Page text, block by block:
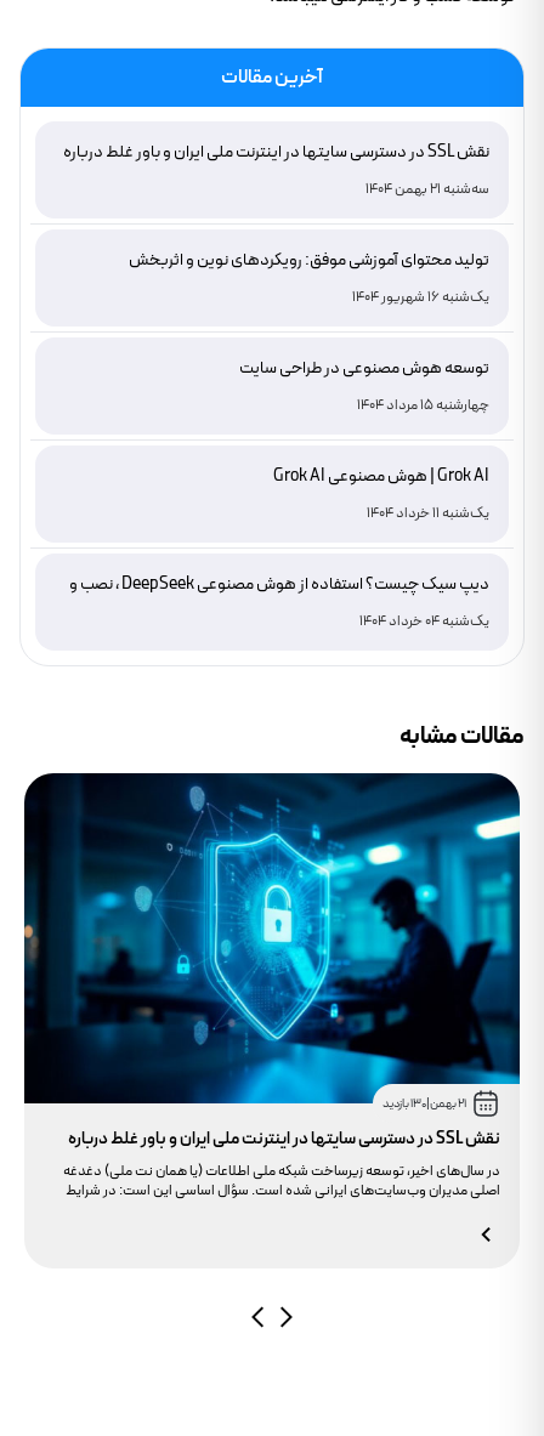
آخرین مقالات
نقش SSL در دسترسی سایتها در اینترنت ملی ایران و باور غلط درباره
سه‌شنبه 21 بهمن 1404
تولید محتوای آموزشی موفق: رویکردهای نوین و اثربخش
یک‌شنبه 16 شهریور 1404
توسعه هوش مصنوعی در طراحی سایت
چهارشنبه 15 مرداد 1404
Grok AI | هوش مصنوعی Grok AI
یک‌شنبه 11 خرداد 1404
دیپ سیک چیست؟ استفاده از هوش مصنوعی DeepSeek ، نصب و
دانلود
یک‌شنبه 04 خرداد 1404
مقالات مشابه
21 بهمن |130 بازدید
نقش SSL در دسترسی سایتها در اینترنت ملی ایران و باور غلط درباره
دامنه های IR
در سال‌های اخیر، توسعه زیرساخت شبکه ملی اطلاعات (یا همان نت ملی) دغدغه
اصلی مدیران وب‌سایت‌های ایرانی شده است. سؤال اساسی این است: در شرایط